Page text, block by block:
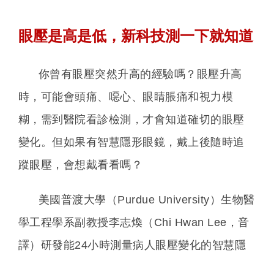
眼壓是高是低，新科技測一下就知道
你曾有眼壓突然升高的經驗嗎？眼壓升高
時，可能會頭痛、噁心、眼睛脹痛和視力模
糊，需到醫院看診檢測，才會知道確切的眼壓
變化。但如果有智慧隱形眼鏡，戴上後隨時追
蹤眼壓，會想戴看看嗎？
美國普渡大學（Purdue University）生物醫
學工程學系副教授李志煥（Chi Hwan Lee，音
譯）研發能24小時測量病人眼壓變化的智慧隱